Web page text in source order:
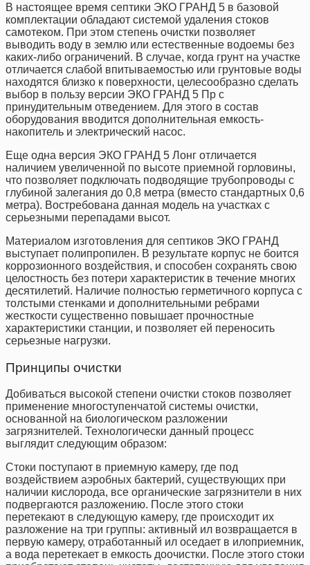
В настоящее время септики ЭКО ГРАНД 5 в базовой
комплектации обладают системой удаления стоков
самотеком. При этом степень очистки позволяет
выводить воду в землю или естественные водоемы без
каких-либо ограничений. В случае, когда грунт на участке
отличается слабой впитываемостью или грунтовые воды
находятся близко к поверхности, целесообразно сделать
выбор в пользу версии ЭКО ГРАНД 5 Пр с
принудительным отведением. Для этого в состав
оборудования вводится дополнительная емкость-
накопитель и электрический насос.
Еще одна версия ЭКО ГРАНД 5 Лонг отличается
наличием увеличенной по высоте приемной горловины,
что позволяет подключать подводящие трубопроводы с
глубиной залегания до 0,8 метра (вместо стандартных 0,6
метра). Востребована данная модель на участках с
серьезными перепадами высот.
Материалом изготовления для септиков ЭКО ГРАНД
выступает полипропилен. В результате корпус не боится
коррозионного воздействия, и способен сохранять свою
целостность без потери характеристик в течение многих
десятилетий. Наличие полностью герметичного корпуса с
толстыми стенками и дополнительными ребрами
жесткости существенно повышает прочностные
характеристики станции, и позволяет ей переносить
серьезные нагрузки.
Принципы очистки
Добиваться высокой степени очистки стоков позволяет
применение многоступенчатой системы очистки,
основанной на биологическом разложении
загрязнителей. Технологически данный процесс
выглядит следующим образом:
Стоки поступают в приемную камеру, где под
воздействием аэробных бактерий, существующих при
наличии кислорода, все органические загрязнители в них
подвергаются разложению. После этого стоки
перетекают в следующую камеру, где происходит их
разложение на три группы: активный ил возвращается в
первую камеру, отработанный ил оседает в илоприемник,
а вода перетекает в емкость доочистки. После этого стоки